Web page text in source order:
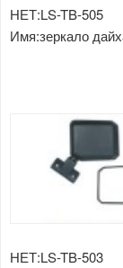
НЕТ:LS-TB-505
Имя:зеркало
НЕТ:LS-TB-503